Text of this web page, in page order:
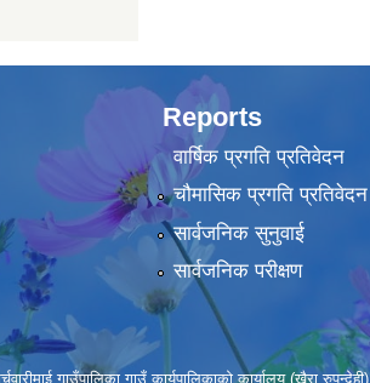
Reports
वार्षिक प्रगति प्रतिवेदन
चौमासिक प्रगति प्रतिवेदन
सार्वजनिक सुनुवाई
सार्वजनिक परीक्षण
गाउँपालिका,गाउँ कार्यपालिकाको कार्यालय (खैरा,रुपन्देही)